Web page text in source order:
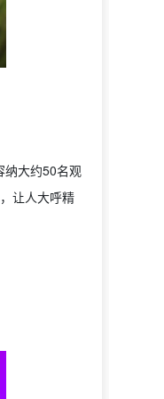
纳大约50名观
让人大呼精